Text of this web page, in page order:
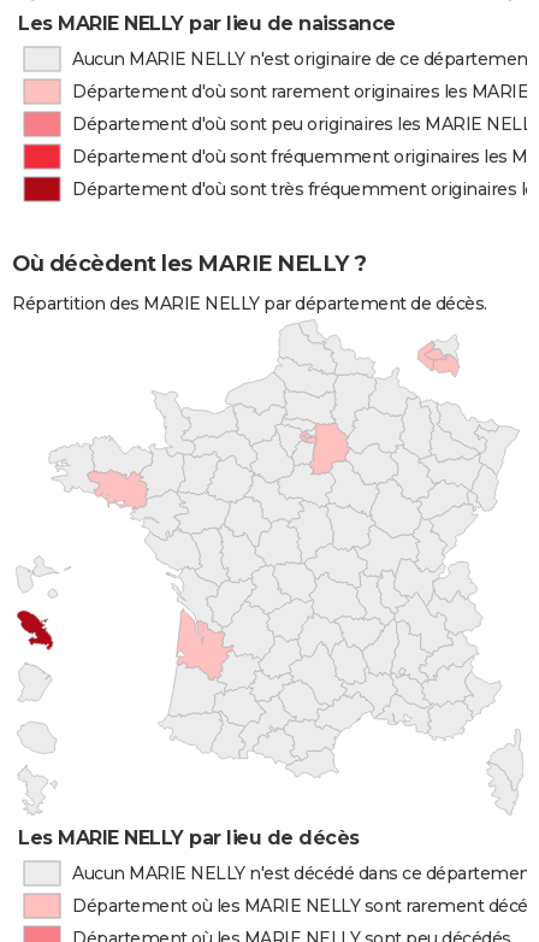
Les MARIE NELLY par lieu de naissance
Aucun MARIE NELLY n'est originaire de ce département
Département d'où sont rarement originaires les MARIE
Département d'où sont peu originaires les MARIE
Département d'où sont fréquemment originaires les
Département d'où sont très fréquemment originaires
Où décèdent les MARIE NELLY ?
Répartition des MARIE NELLY par département de décès.
Les MARIE NELLY par lieu de décès
Aucun MARIE NELLY n'est décédé dans ce département
Département où les MARIE NELLY sont rarement